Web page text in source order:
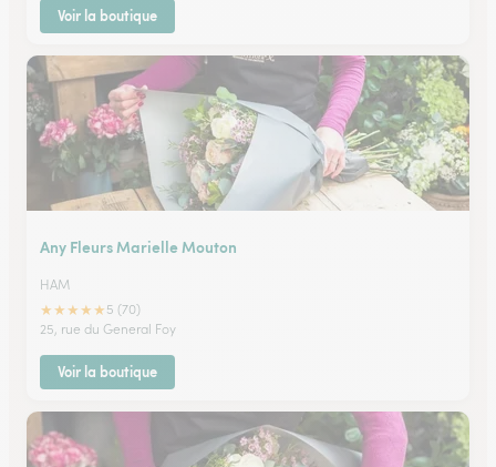
Voir la boutique
Any Fleurs Marielle Mouton
HAM
★★★★★ 5 (70)
25, rue du General Foy
Voir la boutique